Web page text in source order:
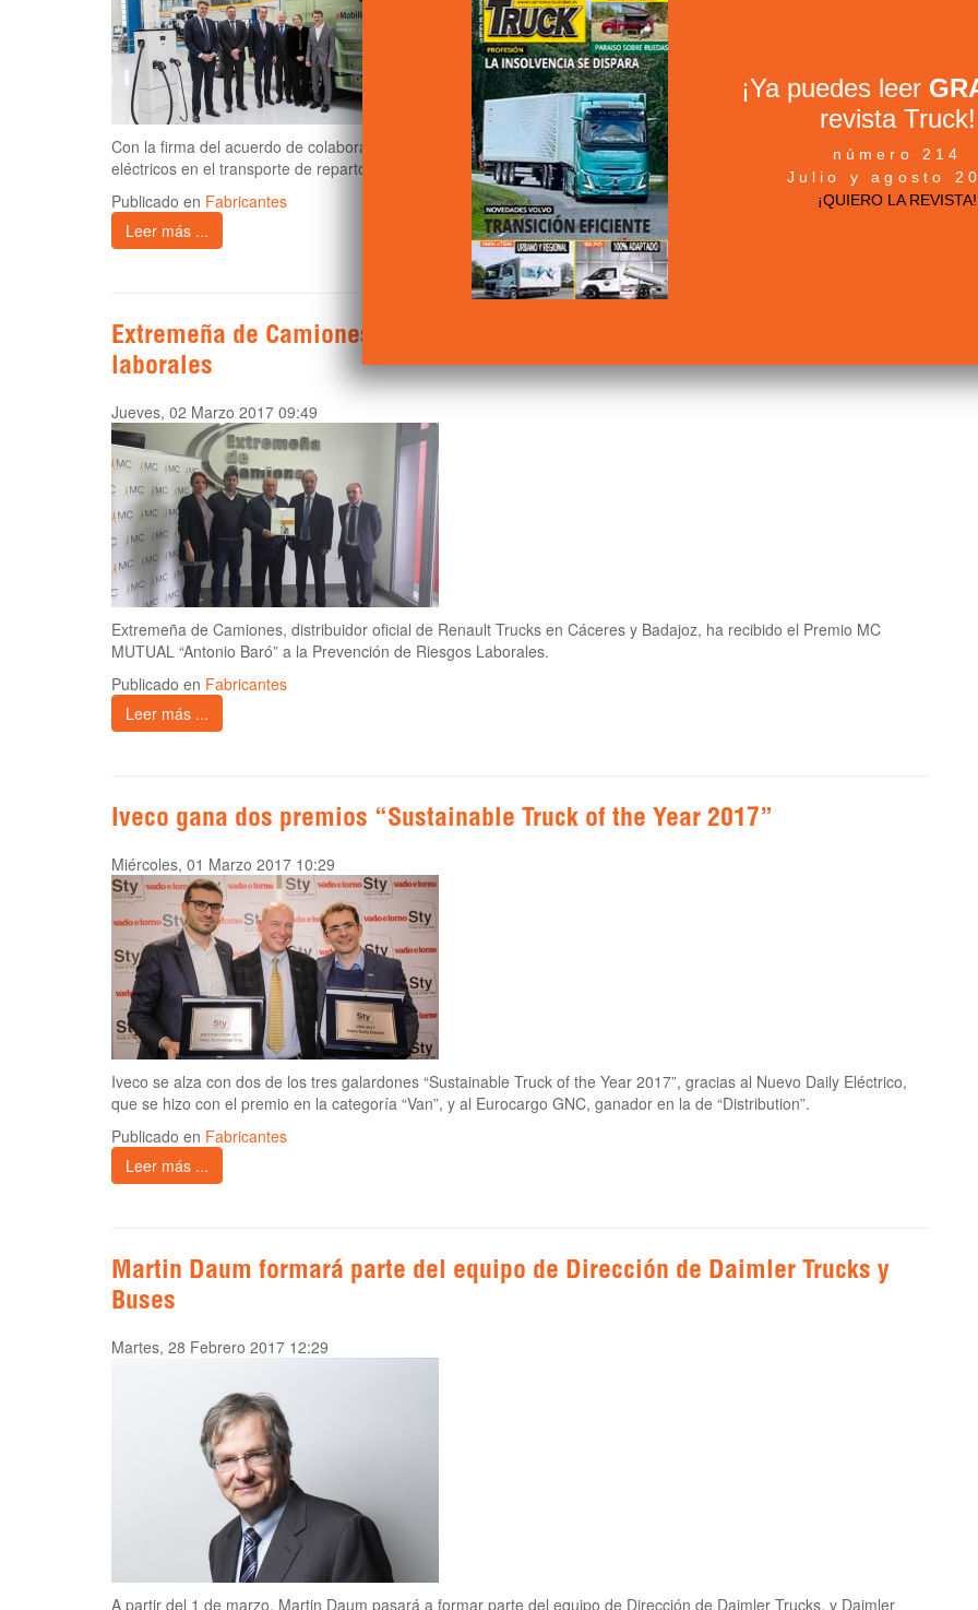
Con la firma del acuerdo de colaboración de desarrollo, MAN y el CNL dan luz verde a la introducción de motores
eléctricos en el transporte de reparto de las gamas media y pesada con un PMA de 12 a 26 toneladas.
Publicado en Fabricantes
Leer más ...
Extremeña de Camiones, premiada por su labor en prevención de riesgos
laborales
Jueves, 02 Marzo 2017 09:49
Extremeña de Camiones, distribuidor oficial de Renault Trucks en Cáceres y Badajoz, ha recibido el Premio MC
MUTUAL “Antonio Baró” a la Prevención de Riesgos Laborales.
Publicado en Fabricantes
Leer más ...
Iveco gana dos premios “Sustainable Truck of the Year 2017”
Miércoles, 01 Marzo 2017 10:29
Iveco se alza con dos de los tres galardones “Sustainable Truck of the Year 2017”, gracias al Nuevo Daily Eléctrico,
que se hizo con el premio en la categoría “Van”, y al Eurocargo GNC, ganador en la de “Distribution”.
Publicado en Fabricantes
Leer más ...
Martin Daum formará parte del equipo de Dirección de Daimler Trucks y
Buses
Martes, 28 Febrero 2017 12:29
A partir del 1 de marzo, Martin Daum pasará a formar parte del equipo de Dirección de Daimler Trucks, y Daimler
¡Ya puedes leer
revista Truck!
número 214
Julio y agosto
¡QUIERO LA REVISTA!